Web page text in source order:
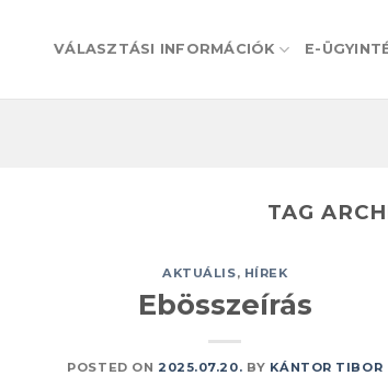
VÁLASZTÁSI INFORMÁCIÓK E-
TAG
AKTUÁLIS, HÍREK
Ebösszeírás
POSTED ON 2025.07.20. BY KÁNTOR TIBOR